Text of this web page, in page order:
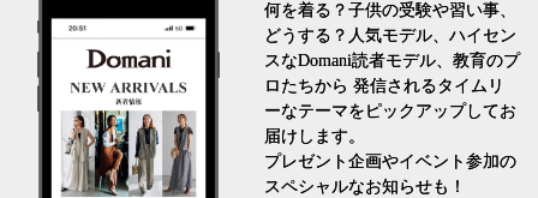
何を着る？子供の受験や習い事、
どうする？人気モデル、ハイセン
スなDomani読者モデル、教育のプ
ロたちから 発信されるタイムリ
ーなテーマをピックアップしてお
届けします。
プレゼント企画やイベント参加の
スペシャルなお知らせも！